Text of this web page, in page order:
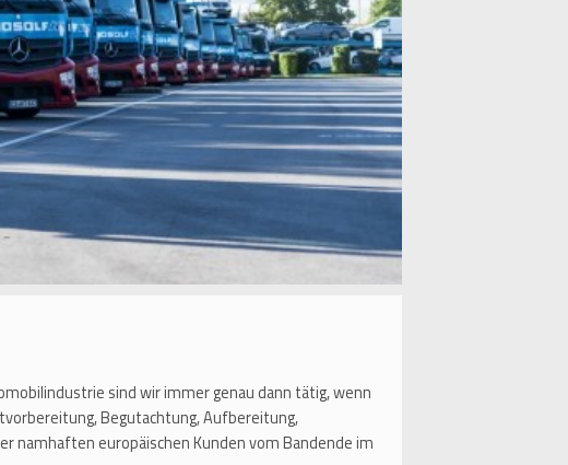
sind wir immer genau dann tätig, wenn
Begutachtung, Aufbereitung,
namhaften europäischen Kunden vom Bandende im